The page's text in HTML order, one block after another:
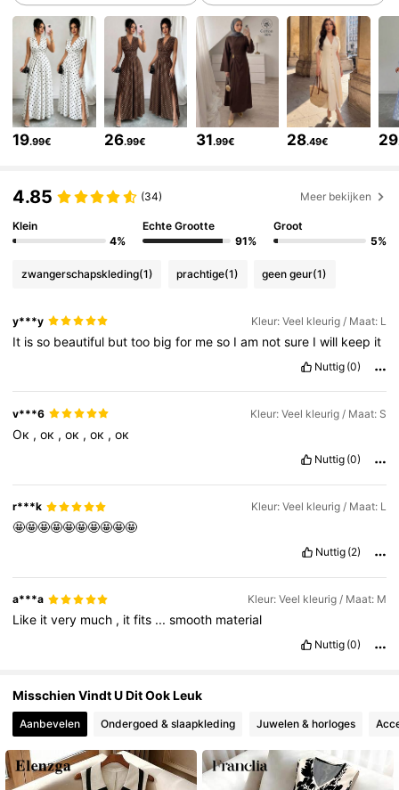
4.77 3M Volgers
4.77 3M Volgers
3M Volgers
4.77 3M Volgers
4.77 3M Volgers
19.99€ 26.99€ 31.99€ 28.49€ 29
4.85 (34) Meer bekijken
Klein
4%
Echte Grootte
91%
Groot
5%
zwangerschapskleding(1) prachtige(1) geen geur(1)
y***y Kleur: Veel kleurig / Maat: L
It isso beautiful buttoo bigfor meso Iam notsure Iwill keep it
Nuttig (0)
v***6 Kleur: Veel kleurig / Maat: S
Ок ,ок ,ок ,ок ,ок
Nuttig (0)
r***k Kleur: Veel kleurig / Maat: L
🤩🤩🤩🤩🤩🤩🤩🤩🤩🤩
Nuttig (2)
a***a Kleur: Veel kleurig / Maat: M
Like itvery much , itfits ...smooth material
Nuttig (0)
Misschien Vindt U Dit Ook Leuk
Aanbevelen Ondergoed & slaapkleding Juwelen & horloges